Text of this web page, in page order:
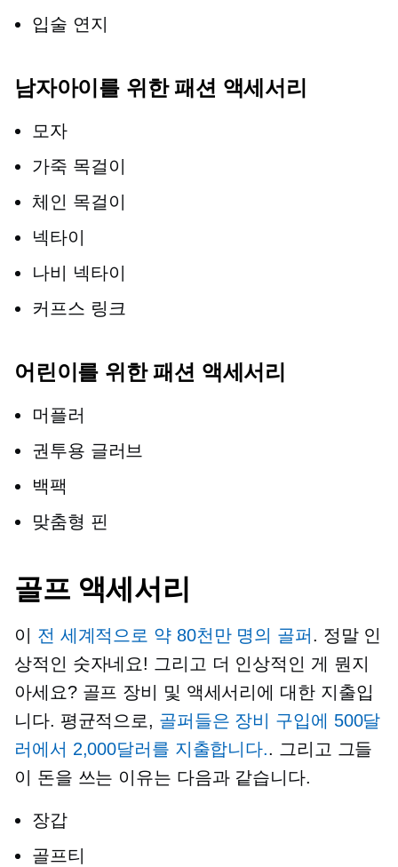
입술 연지
남자아이를 위한 패션 액세서리
모자
가죽 목걸이
체인 목걸이
넥타이
나비 넥타이
커프스 링크
어린이를 위한 패션 액세서리
머플러
권투용 글러브
백팩
맞춤형 핀
골프 액세서리
이 전 세계적으로 약 80천만 명의 골퍼 . 정말 인
상적인 숫자네요! 그리고 더 인상적인 게 뭔지
아세요? 골프 장비 및 액세서리에 대한 지출입
니다. 평균적으로, 골퍼들은 장비 구입에 500달
러에서 2,000달러를 지출합니다.. 그리고 그들
이 돈을 쓰는 이유는 다음과 같습니다.
장갑
골프티